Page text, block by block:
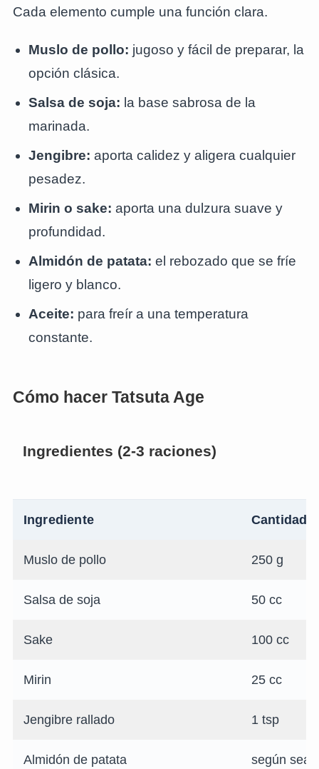
Cada elemento cumple una función clara.
Muslo de pollo: jugoso y fácil de preparar, la
opción clásica.
Salsa de soja: la base sabrosa de la
marinada.
Jengibre: aporta calidez y aligera cualquier
pesadez.
Mirin o sake: aporta una dulzura suave y
profundidad.
Almidón de patata: el rebozado que se fríe
ligero y blanco.
Aceite: para freír a una temperatura
constante.
Cómo hacer Tatsuta Age
Ingredientes (2-3 raciones)
Ingrediente Cantidad
Muslo de pollo 250 g
Salsa de soja 50 cc
Sake 100 cc
Mirin 25 cc
Jengibre rallado 1 tsp
Almidón de patata según sea